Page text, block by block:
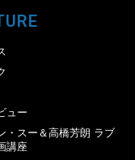
ュー
・スー＆高橋芳朗 ラブ
講座